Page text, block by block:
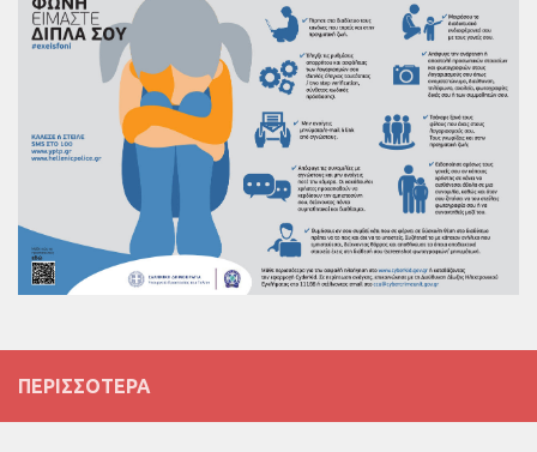
ΠΕΡΙΣΣΌΤΕΡΑ